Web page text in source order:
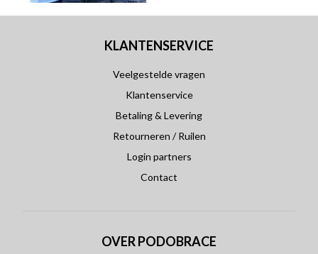
KLANTENSERVICE
Veelgestelde vragen
Klantenservice
Betaling & Levering
Retourneren / Ruilen
Login partners
Contact
OVER PODOBRACE